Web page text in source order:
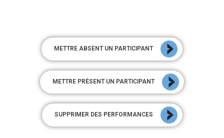
METTRE ABSENT UN PARTICIPANT
METTRE PRÉSENT UN PARTICIPANT
SUPPRIMER DES PERFORMANCES